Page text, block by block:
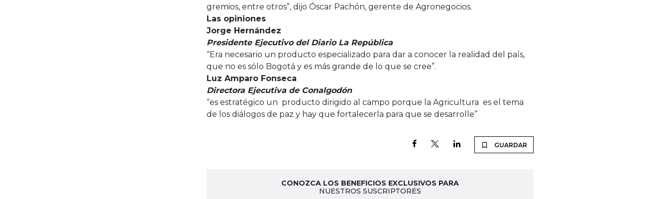
gremios, entre otros”, dijo Óscar Pachón, gerente de Agronegocios.
Las opiniones
Jorge Hernández
Presidente Ejecutivo del Diario La República
“Era necesario un producto especializado para dar a conocer la realidad del país,
que no es sólo Bogotá y es más grande de lo que se cree”.
Luz Amparo Fonseca
Directora Ejecutiva de Conalgodón
“es estratégico un producto dirigido al campo porque la Agricultura es el tema
de los diálogos de paz y hay que fortalecerla para que se desarrolle”
GUARDAR
CONOZCA LOS BENEFICIOS EXCLUSIVOS PARA
NUESTROS SUSCRIPTORES